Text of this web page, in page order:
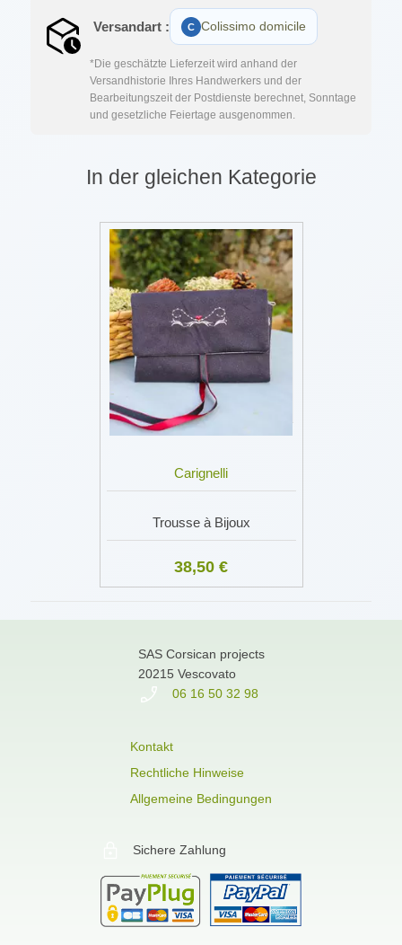
Versandart : Colissimo domicile
*Die geschätzte Lieferzeit wird anhand der
Versandhistorie Ihres Handwerkers und der
Bearbeitungszeit der Postdienste berechnet, Sonntage
und gesetzliche Feiertage ausgenommen.
In der gleichen Kategorie
Carignelli
Trousse à Bijoux
38,50 €
SAS Corsican projects
20215 Vescovato
06 16 50 32 98
Kontakt
Rechtliche Hinweise
Allgemeine Bedingungen
Sichere Zahlung